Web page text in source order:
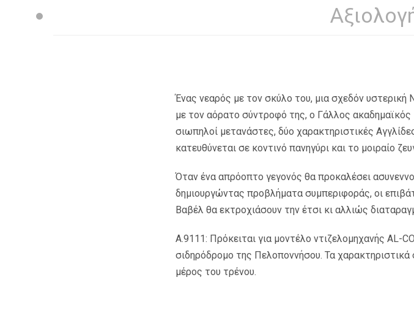
Ένας νεαρός με τον σκύλο του, μια σχεδόν υστερική
με τον αόρατο σύντροφό της, ο Γάλλος
σιωπηλοί μετανάστες, δύο χαρακτηριστικές
κατευθύνεται σε κοντινό πανηγύρι και το μοιραίο
Όταν ένα απρόοπτο γεγονός θα προκαλέσει
δημιουργώντας προβλήματα συμπεριφοράς, οι
Βαβέλ θα εκτροχιάσουν την έτσι κι αλλιώς
A.9111: Πρόκειται για µοντέλο ντιζελοµηχανής AL-
σιδηρόδροµο της Πελοποννήσου. Τα
µέρος του τρένου.